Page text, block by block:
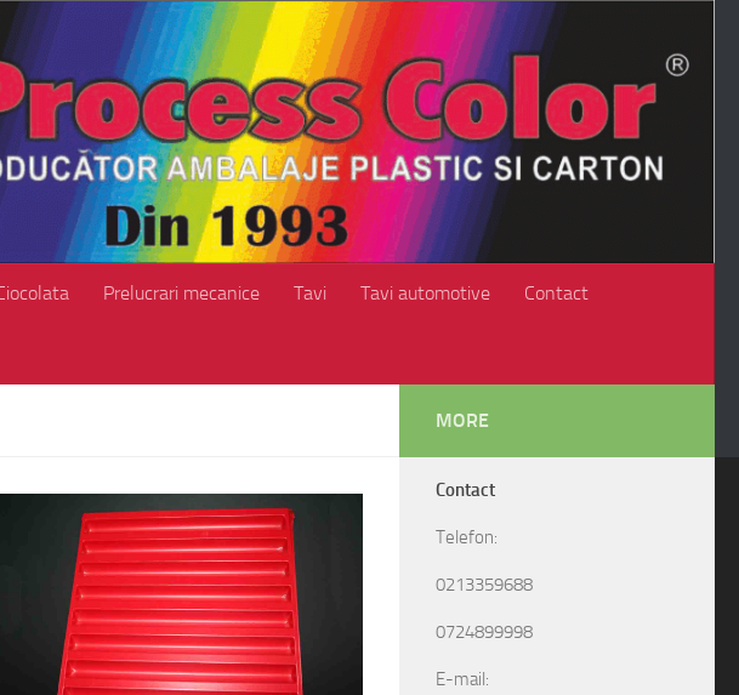
Prelucrari mecanice Tavi Tavi automotive Contact
MORE
Contact
Telefon:
0213359688
0724899998
E-mail: